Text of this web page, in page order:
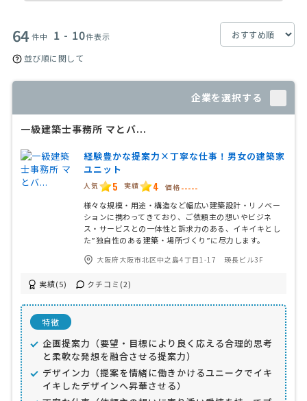
64 件中 1 - 10件表示
並び順に関して
企業を選択する
一級建築士事務所 マとバ...
経験豊かな提案力×丁寧な仕事！男女の建築家
ユニット
人気 5 実績 4 価格 -----
様々な規模・用途・構造など幅広い建築設計・リノベー
ションに携わってきており、ご依頼主の想いやビジネ
ス・サービスとの一体性と訴求力のある、イキイキとし
た”独自性のある建築・場所づくり”に尽力します。
大阪府大阪市北区中之島4丁目1-17 瑛長ビル3F
実績(5) クチコミ(2)
特徴
企画提案力（要望・目標により良く応える合理的思考
と柔軟な発想を融合させる提案力）
デザイン力（提案を情緒に働きかけるユニークでイキ
イキしたデザインへ昇華させる）